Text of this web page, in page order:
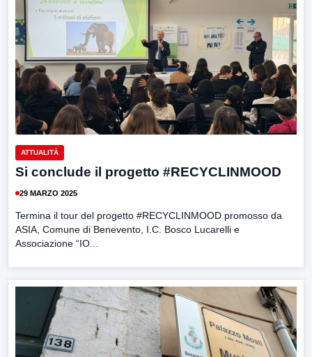
ATTUALITÀ
Si conclude il progetto #RECYCLINMOOD
29 MARZO 2025
Termina il tour del progetto #RECYCLINMOOD promosso da
ASIA, Comune di Benevento, I.C. Bosco Lucarelli e
Associazione “IO...